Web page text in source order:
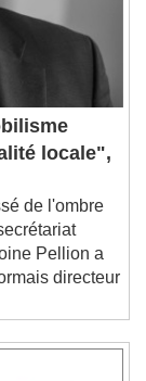
locale",
de l'ombre
Pellion a
directeur